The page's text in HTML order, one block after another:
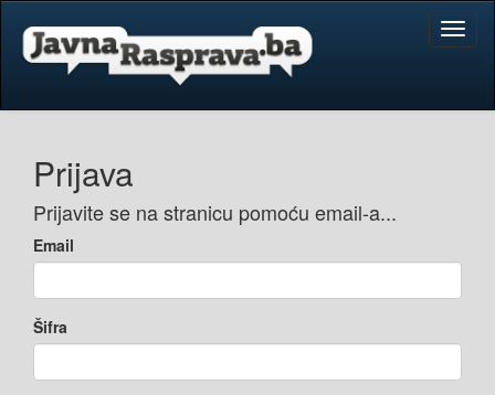
Prijava
Prijavite se na stranicu pomoću email-a...
Email
Šifra